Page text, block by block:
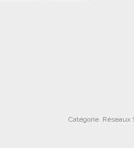
Catégorie Réseaux